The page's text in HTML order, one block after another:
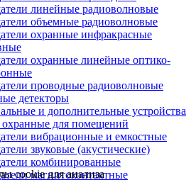
линейные радиоволновые
объемные радиоволновые
охранные инфракрасные
охранные линейные оптико-
проводные радиоволновые
детекторы
и дополнительные устройства
для помещений
вибрационные и емкостные
звуковые (акустические)
комбинированные
магнитоконтактные
cookie для анализа